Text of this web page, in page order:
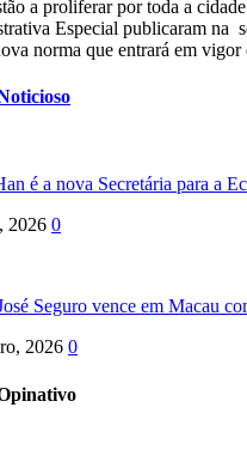
a proliferar por toda a
Especial publicaram na
norma que entrará em vigor
é a nova Secretária para a
2026 0
Seguro vence em Macau
2026 0